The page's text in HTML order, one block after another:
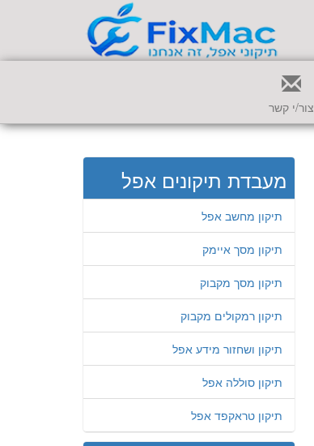
צור/י קשר
מעבדת תיקונים אפל
תיקון מחשב אפל
תיקון מסך איימק
תיקון מסך מקבוק
תיקון רמקולים מקבוק
תיקון ושחזור מידע אפל
תיקון סוללה אפל
תיקון טראקפד אפל